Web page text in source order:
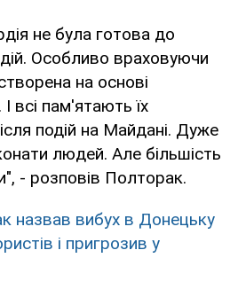
не була готова до
Особливо враховуючи
на основі
І всі пам'ятають їх
подій на Майдані. Дуже
людей. Але більшість
- розповів Полторак.
назвав вибух в Донецьку
і пригрозив у